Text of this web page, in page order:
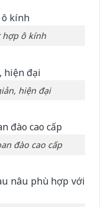
hợp ô kính
hiện đại
đào cao cấp